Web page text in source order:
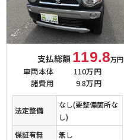
支払総額 119.8万円
車両本体
110万円
諸費用
9.8万円
法定整備
なし(要整備箇所な
し)
保証有無
無し